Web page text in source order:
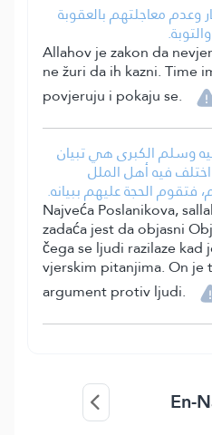
وعدم معاجلتهم بالعقوبة
Allahov je zakon da
ne žuri da ih kazni. Time
povjeruju i pokaju se.
وسلم الكبرى هي تبيان
اختلف فيه أهل الملل
فتقوم الحجة عليهم ببيانه.
Najveća Poslanikova,
zadaća jest da objasni
čega se ljudi razilaze
vjerskim pitanjima. On je
argument protiv ljudi.
En-